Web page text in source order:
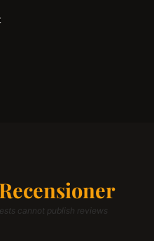
cannot publish reviews